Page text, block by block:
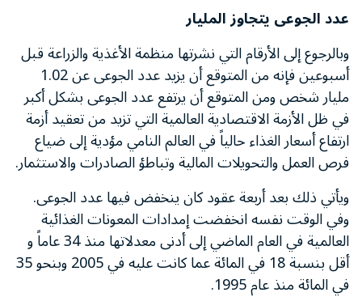
عدد الجوعى يتجاوز المليار
وبالرجوع إلى الأرقام التي نشرتها منظمة الأغذية والزراعة قبل
أسبوعين فإنه من المتوقع أن يزيد عدد الجوعى عن 1.02
مليار شخص ومن المتوقع أن يرتفع عدد الجوعى بشكل أكبر
في ظل الأزمة الاقتصادية العالمية التي تزيد من تعقيد أزمة
ارتفاع أسعار الغذاء حالياً في العالم النامي مؤدية إلى ضياع
فرص العمل والتحويلات المالية وتباطؤ الصادرات والاستثمار.
ويأتي ذلك بعد أربعة عقود كان ينخفض فيها عدد الجوعى.
وفي الوقت نفسه انخفضت إمدادات المعونات الغذائية
العالمية في العام الماضي إلى أدنى معدلاتها منذ 34 عاماً و
أقل بنسبة 18 في المائة عما كانت عليه في 2005 وبنحو 35
في المائة منذ عام 1995.